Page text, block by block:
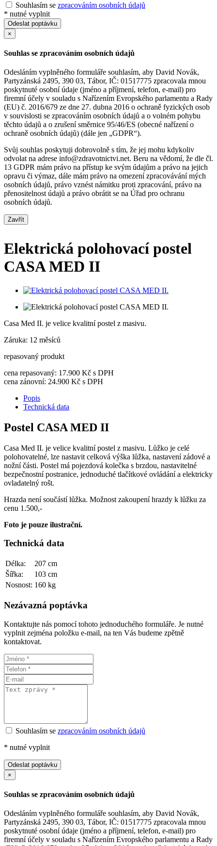
Souhlasím se zpracováním osobních údajů
* nutné vyplnit
Odeslat poptávku
×
Souhlas se zpracováním osobních údajů
Odesláním vyplněného formuláře souhlasím, aby David Novák,
Partyzánská 2495, 390 03, Tábor, IČ: 01517775 zpracovala mnou
poskytnuté osobní údaje (jméno a příjmení, telefon, e-mail) pro
firemní účely v souladu s Nařízením Evropského parlamentu a Rady
(EU) č. 2016/679 ze dne 27. dubna 2016 o ochraně fyzických osob
v souvislosti se zpracováním osobních údajů a o volném pohybu
těchto údajů a o zrušení směrnice 95/46/ES (obecné nařízení o
ochraně osobních údajů) (dále jen „GDPR“).
Svůj souhlas poskytuji dobrovolně s tím, že jej mohu kdykoliv
odvolat na adrese info@zdravotnictvi.net. Beru na vědomí, že dle čl.
13 GDPR mám právo na přístup ke svým údajům a právo na jejich
opravu či výmaz, dále mám právo na omezení zpracovávání mých
osobních údajů, právo vznést námitku proti zpracování, právo na
přenositelnost údajů a právo obrátit se na Úřad pro ochranu
osobních údajů.
Zavřít
Elektrická polohovací postel
CASA MED II
Casa Med II. je velice kvalitní postel z masivu.
Záruka: 12 měsíců
repasovaný produkt
cena repasovaný: 17.900 Kč s DPH
cena zánovní: 24.900 Kč s DPH
Popis
Technická data
Postel CASA MED II
Casa Med II. je velice kvalitní postel z masivu. Lůžko je celé
polohovatelné, lze nastavit celková výška lůžka, nastavení zádové a
nožní části. Postel má pojezdová kolečka s brzdou, nastavitelné
bezpečnostní postranice, jednoduché tlačítkové ovládání a elektricky
ovladatelný rošt.
Hrazda není součástí lůžka. Možnost zakoupení hrazdy k lůžku za
cenu 1.500,-
Foto je pouze ilustrační.
Technická data
Délka:
207 cm
Šířka:
103 cm
Nosnost: 160 kg
Nezávazná poptávka
Kontaktujte nás pomocí tohoto jednoduchého formuláře. Je nutné
vyplnit zejména položku e-mail, na ten Vás budeme zpětně
kontaktovat.
Souhlasím se zpracováním osobních údajů
* nutné vyplnit
Odeslat poptávku
×
Souhlas se zpracováním osobních údajů
Odesláním vyplněného formuláře souhlasím, aby David Novák,
Partyzánská 2495, 390 03, Tábor, IČ: 01517775 zpracovala mnou
poskytnuté osobní údaje (jméno a příjmení, telefon, e-mail) pro
firemní účely v souladu s Nařízením Evropského parlamentu a Rady